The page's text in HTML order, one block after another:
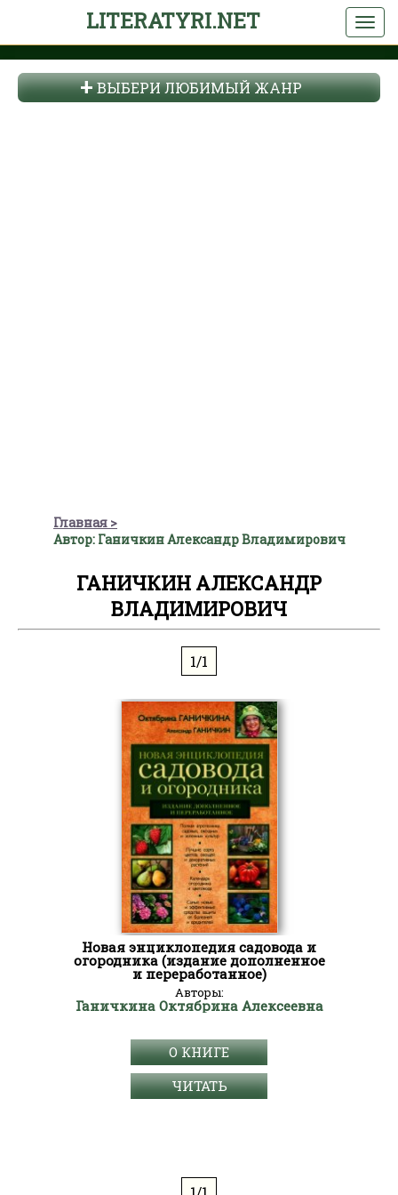
LITERATYRI.NET
ВЫБЕРИ ЛЮБИМЫЙ ЖАНР
Главная
Автор: Ганичкин Александр Владимирович
ГАНИЧКИН АЛЕКСАНДР
ВЛАДИМИРОВИЧ
1/1
Новая энциклопедия садовода и
огородника (издание дополненное
и переработанное)
Авторы:
Ганичкина Октябрина Алексеевна
О КНИГЕ
ЧИТАТЬ